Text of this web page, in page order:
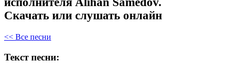
Скачать или слушать онлайн
<< Все песни
Текст песни: